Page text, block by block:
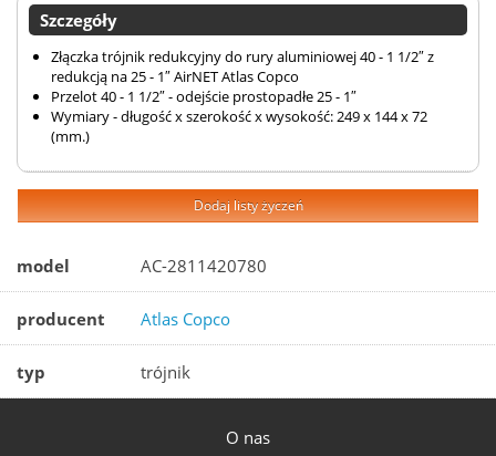
Szczegóły
Złączka trójnik redukcyjny do rury aluminiowej 40 - 1 1/2″ z
redukcją na 25 - 1″ AirNET Atlas Copco
Przelot 40 - 1 1/2″ - odejście prostopadłe 25 - 1″
Wymiary - długość x szerokość x wysokość: 249 x 144 x 72
(mm.)
Dodaj listy życzeń
model AC-2811420780
producent Atlas Copco
typ trójnik
O nas